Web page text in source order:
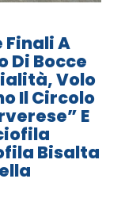
Finali A
Di Bocce
Volo
Il Circolo
E
Bisalta